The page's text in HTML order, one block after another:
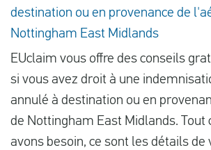
destination ou en provenance de
Nottingham East Midlands
EUclaim vous offre des conseils
si vous avez droit à une
annulé à destination ou en
de Nottingham East Midlands. Tout
avons besoin, ce sont les détails de